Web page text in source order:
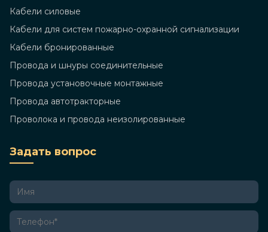
Кабели силовые
Кабели для систем пожарно-охранной сигнализации
Кабели бронированные
Провода и шнуры соединительные
Провода установочные монтажные
Провода автотракторные
Проволока и провода неизолированные
Задать вопрос